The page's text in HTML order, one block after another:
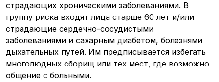
страдающих хроническими заболеваниями. В
группу риска входят лица старше 60 лет и/или
страдающие сердечно-сосудистыми
заболеваниями и сахарным диабетом, болезнями
дыхательных путей. Им предписывается избегать
многолюдных сборищ или тех мест, где возможно
общение с больными.